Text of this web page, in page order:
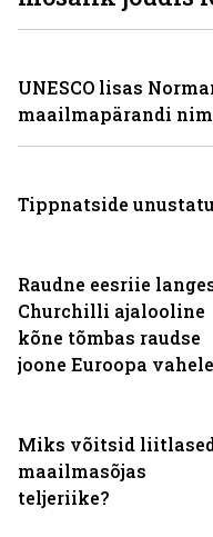
Raudne eesriie
Churchilli ajalooline
kõne tõmbas raudse
joone Euroopa vahele
Miks võitsid
maailmasõjas
teljeriike?
UNESCO lisas
maailmapärandi
Tippnatside